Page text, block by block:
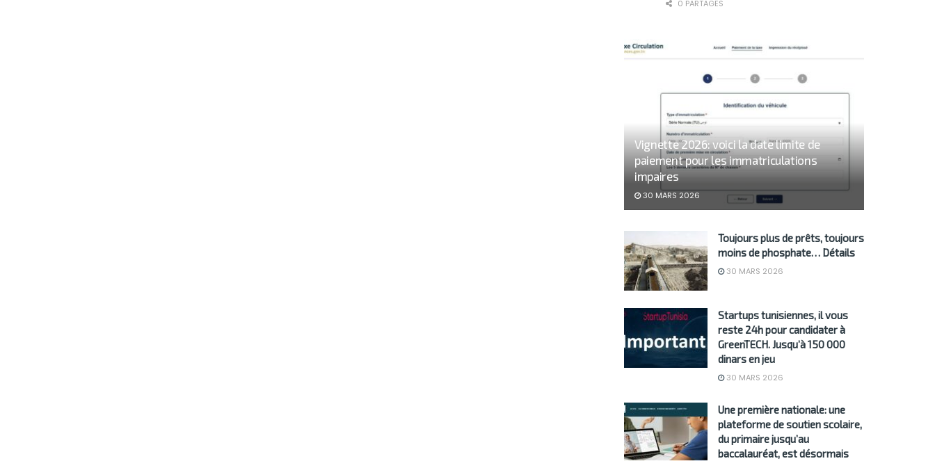
0 PARTAGES
Vignette 2026: voici la date limite de
paiement pour les immatriculations
impaires
30 MARS 2026
Toujours plus de prêts, toujours
moins de phosphate… Détails
30 MARS 2026
Startups tunisiennes, il vous
reste 24h pour candidater à
GreenTECH. Jusqu’à 150 000
dinars en jeu
30 MARS 2026
Une première nationale: une
plateforme de soutien scolaire,
du primaire jusqu’au
baccalauréat, est désormais